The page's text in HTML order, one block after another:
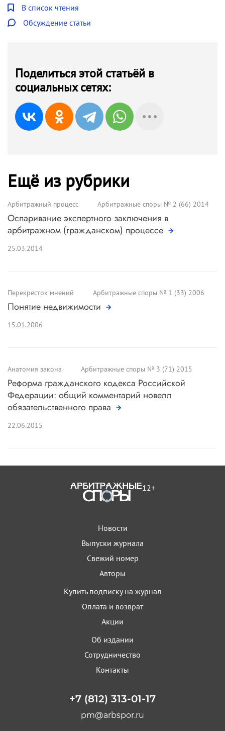
В список чтения
Обсуждение статьи
Поделиться этой статьёй в
социальных сетях:
Ещё из рубрики
Арбитражный процесс Арбитражные споры № 2 (66) 2014
Оспаривание экспертного заключения в
арбитражном (гражданском) процессе
25.03.2014
Перекресток мнений Арбитражные споры № 1 (33) 2006
Понятие недвижимости
15.01.2006
Анатомия закона Арбитражные споры № 3 (71) 2015
Реформа гражданского кодекса Российской
Федерации: общий комментарий новелл
обязательственного права
22.06.2015
12+
Новости
Выпуски журнала
Свежий номер
Авторы
Купить подписку на журнал
Оплата и возврат
Акции
Об издании
Сотрудничество
Контакты
+7 (812) 313-01-17
pm@arbspor.ru